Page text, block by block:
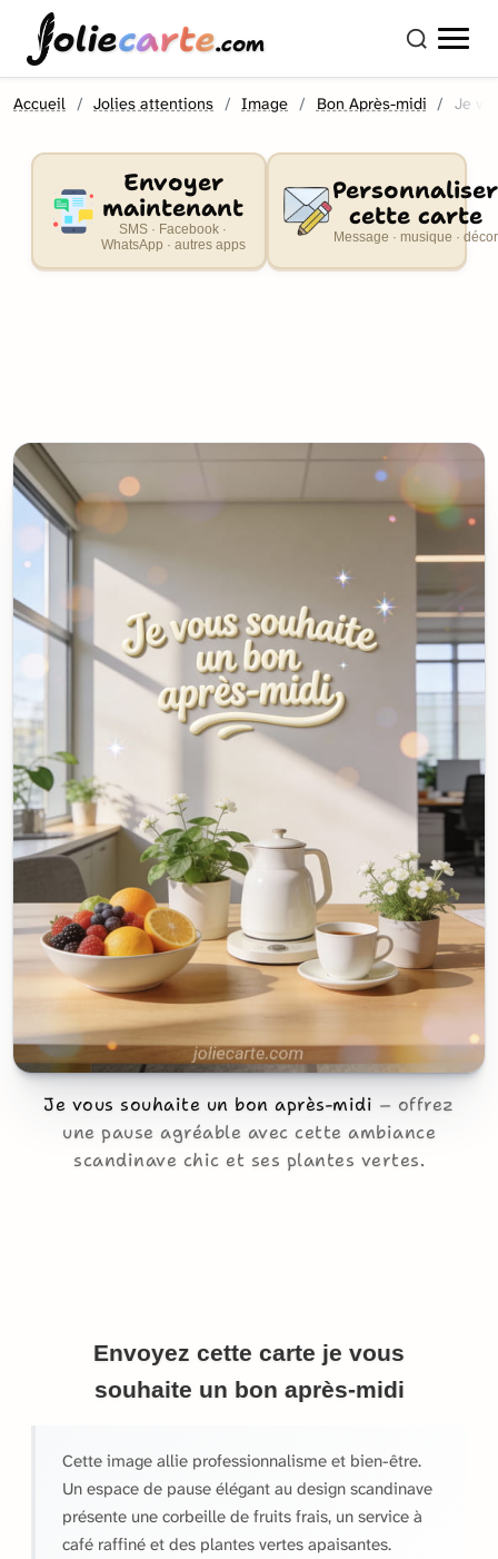
oliecarte.com
Accueil Jolies attentions Image Bon Après-midi Je
Envoyer
maintenant
SMS · Facebook ·
WhatsApp · autres apps
Personnaliser
cette carte
Message · musique · décor
Je vous souhaite un bon après-midi
offrez
une pause agréable avec cette ambiance
scandinave chic et ses plantes vertes.
Envoyez cette carte je vous
souhaite un bon après-midi
Cette image allie professionnalisme et bien-être.
Un espace de pause élégant au design scandinave
présente une corbeille de fruits frais, un service à
café raffiné et des plantes vertes apaisantes.